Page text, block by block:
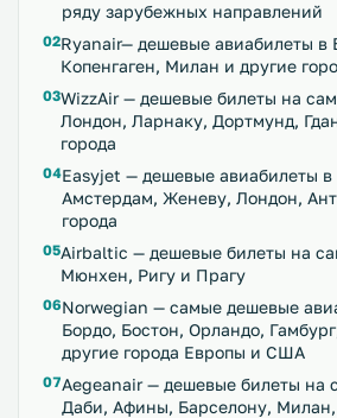
ряду зарубежных направлений
Ryanair— дешевые авиабилеты в
Копенгаген, Милан и другие
WizzAir — дешевые билеты на
Лондон, Ларнаку, Дортмунд,
города
Easyjet — дешевые авиабилеты в
Амстердам, Женеву, Лондон,
города
Airbaltic — дешевые билеты на
Мюнхен, Ригу и Прагу
Norwegian — самые дешевые
Бордо, Бостон, Орландо,
другие города Европы и США
Aegeanair — дешевые билеты на
Даби, Афины, Барселону,